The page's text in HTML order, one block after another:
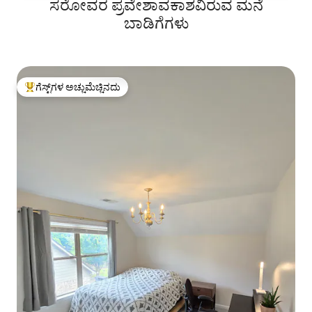
ಸರೋವರ ಪ್ರವೇಶಾವಕಾಶವಿರುವ ಮನೆ
ಬಾಡಿಗೆಗಳು
ಗೆಸ್ಟ್‌ಗಳಿಗೆ ಅತಿ ಹೆಚ್ಚು ಅಚ್ಚುಮೆಚ್ಚಿನದು
ಗೆಸ್ಟ್‌ಗಳ ಅಚ್ಚುಮೆಚ್ಚಿನದು